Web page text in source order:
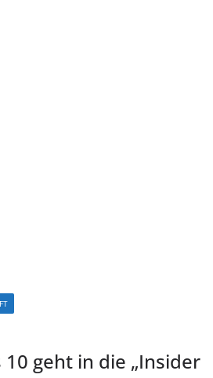
geht in die „Insider